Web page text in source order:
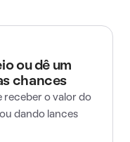
ou dê um
chances
receber o valor do
dando lances